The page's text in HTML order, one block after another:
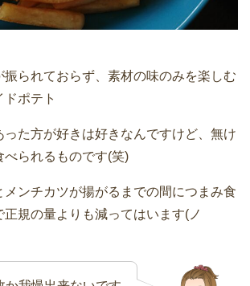
振られておらず、素材の味のみを楽しむ
ポテト
った方が好きは好きなんですけど、無け
べられるものです(笑)
メンチカツが揚がるまでの間につまみ食
規の量よりも減ってはいます(ノ